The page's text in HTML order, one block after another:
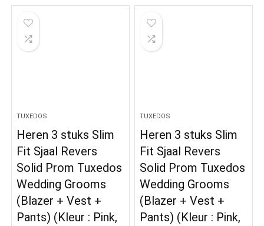
TUXEDOS
Heren 3 stuks Slim
Fit Sjaal Revers
Solid Prom Tuxedos
Wedding Grooms
(Blazer + Vest +
Pants) (Kleur : Pink,
TUXEDOS
Heren 3 stuks Slim
Fit Sjaal Revers
Solid Prom Tuxedos
Wedding Grooms
(Blazer + Vest +
Pants) (Kleur : Pink,